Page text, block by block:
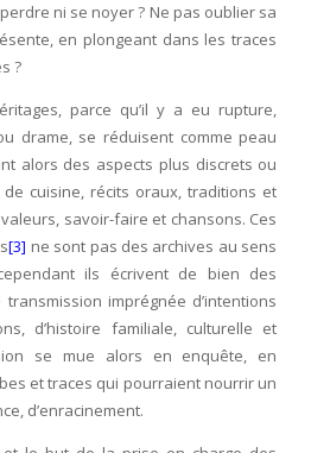
ni se noyer ? Ne pas oublier sa
en plongeant dans les traces
?
parce qu’il y a eu rupture,
drame, se réduisent comme peau
alors des aspects plus discrets ou
cuisine, récits oraux, traditions et
savoir-faire et chansons. Ces
[3] ne sont pas des archives au sens
ils écrivent de bien des
imprégnée d’intentions
d’histoire familiale, culturelle et
se mue alors en enquête, en
et traces qui pourraient nourrir un
d’enracinement.